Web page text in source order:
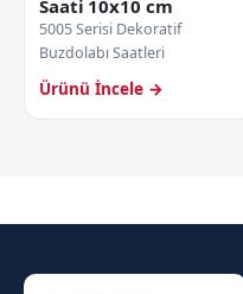
Saati 10x10 cm
5005 Serisi Dekoratif
Buzdolabı Saatleri
Ürünü İncele →